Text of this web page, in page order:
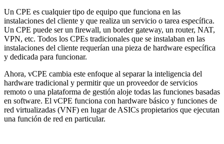
Un CPE es cualquier tipo de equipo que funciona en las
instalaciones del cliente y que realiza un servicio o tarea específica.
Un CPE puede ser un firewall, un border gateway, un router, NAT,
VPN, etc. Todos los CPEs tradicionales que se instalaban en las
instalaciones del cliente requerían una pieza de hardware específica
y dedicada para funcionar.
Ahora, vCPE cambia este enfoque al separar la inteligencia del
hardware tradicional y permitir que un proveedor de servicios
remoto o una plataforma de gestión aloje todas las funciones basadas
en software. El vCPE funciona con hardware básico y funciones de
red virtualizadas (VNF) en lugar de ASICs propietarios que ejecutan
una función de red en particular.